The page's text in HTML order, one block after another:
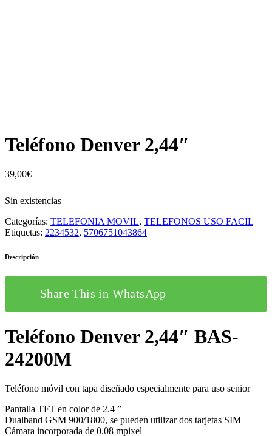
Teléfono Denver 2,44″
39,00€
Sin existencias
Categorías: TELEFONIA MOVIL, TELEFONOS USO FACIL
Etiquetas: 2234532, 5706751043864
Descripción
Share This in WhatsApp
Teléfono Denver 2,44″ BAS-
24200M
Teléfono móvil con tapa diseñado especialmente para uso senior
Pantalla TFT en color de 2.4 ”
Dualband GSM 900/1800, se pueden utilizar dos tarjetas SIM
Cámara incorporada de 0.08 mpixel